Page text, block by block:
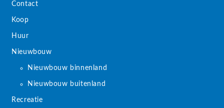
Contact
Koop
Huur
Nieuwbouw
Nieuwbouw binnenland
Nieuwbouw buitenland
Recreatie